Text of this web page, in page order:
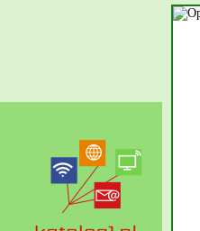
rzetelne układanie płytek
Rzeszów i dbamy o to,
gdy Twoja przestrzeń
przywracając ponownie